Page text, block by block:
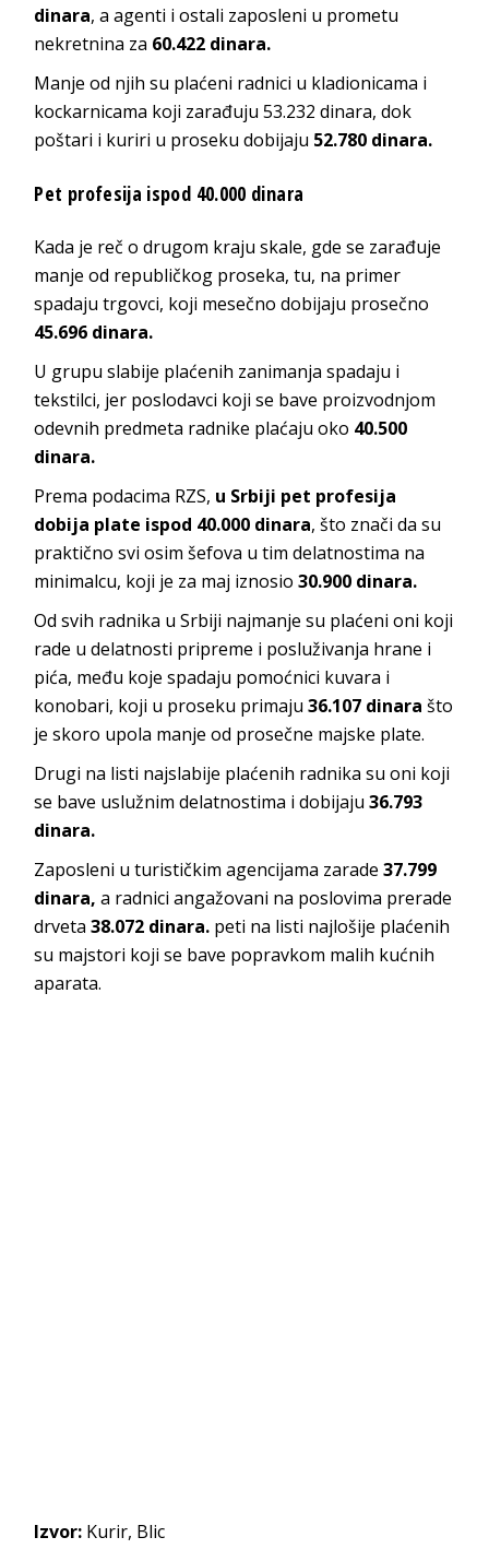
dinara, a agenti i ostali zaposleni u prometu
nekretnina za 60.422 dinara.
Manje od njih su plaćeni radnici u kladionicama i
kockarnicama koji zarađuju 53.232 dinara, dok
poštari i kuriri u proseku dobijaju 52.780 dinara.
Pet profesija ispod 40.000 dinara
Kada je reč o drugom kraju skale, gde se zarađuje
manje od republičkog proseka, tu, na primer
spadaju trgovci, koji mesečno dobijaju prosečno
45.696 dinara.
U grupu slabije plaćenih zanimanja spadaju i
tekstilci, jer poslodavci koji se bave proizvodnjom
odevnih predmeta radnike plaćaju oko 40.500
dinara.
Prema podacima RZS, u Srbiji pet profesija
dobija plate ispod 40.000 dinara, što znači da su
praktično svi osim šefova u tim delatnostima na
minimalcu, koji je za maj iznosio30.900 dinara.
Od svih radnika u Srbiji najmanje su plaćeni oni koji
rade u delatnosti pripreme i posluživanja hrane i
pića, među koje spadaju pomoćnici kuvara i
konobari, koji u proseku primaju 36.107 dinara što
je skoro upola manje od prosečne majske plate.
Drugi na listi najslabije plaćenih radnika su oni koji
se bave uslužnim delatnostima i dobijaju36.793
dinara.
Zaposleni u turističkim agencijama zarade 37.799
dinara, a radnici angažovani na poslovima prerade
drveta38.072 dinara. peti na listi najlošije plaćenih
su majstori koji se bave popravkom malih kućnih
aparata.
Izvor: Kurir, Blic